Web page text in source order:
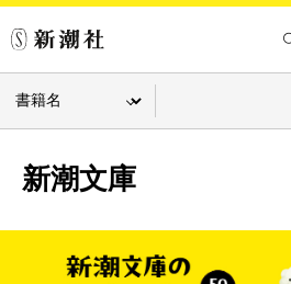
新潮文庫